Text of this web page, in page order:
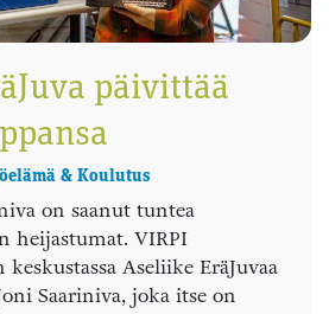
päivittää
& Koulutus
on saanut tuntea
heijastumat. VIRPI
Aseliike EräJuvaa
Saariniva, joka itse on